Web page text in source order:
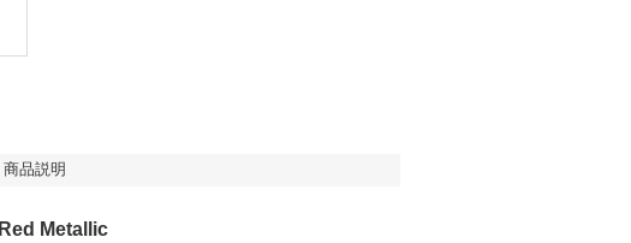
商品説明
Red Metallic